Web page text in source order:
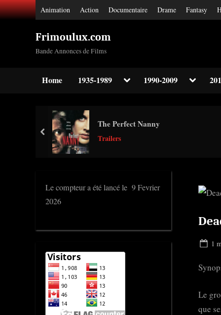
Skip
to
Animation Action Documentaire Drame Fantasy
Frimoulux.com
Bande Annonces de Films
Home 1935-1989 Toggle1990-2009 Toggle
The Perfect Nanny
Trailers
prev
1
Le
que
Le compteur a été lancé le 9 Fevrier
2026